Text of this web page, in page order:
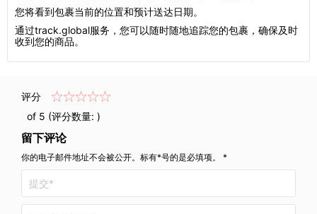
您将看到包裹当前的位置和预计送达日期。
通过track.global服务，您可以随时随地追踪您的包裹，确保及时
收到您的商品。
评分
of 5 (评分数量: )
留下评论
你的电子邮件地址不会被公开。标有*号的是必填项。 *